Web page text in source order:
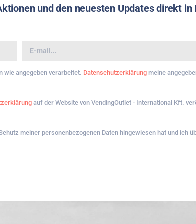
und den neuesten Updates direkt
wie angegeben verarbeitet. Datenschutzerklärung meine
auf der Website von VendingOutlet - International Kft.
meiner personenbezogenen Daten hingewiesen hat und ich